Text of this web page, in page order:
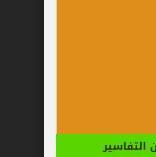
التفاسير